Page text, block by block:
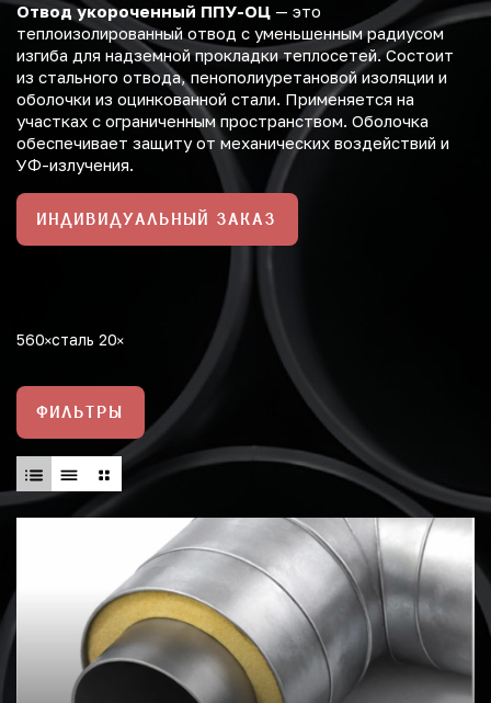
Отвод укороченный ППУ-ОЦ — это
теплоизолированный отвод с уменьшенным радиусом
изгиба для надземной прокладки теплосетей. Состоит
из стального отвода, пенополиуретановой изоляции и
оболочки из оцинкованной стали. Применяется на
участках с ограниченным пространством. Оболочка
обеспечивает защиту от механических воздействий и
УФ-излучения.
ИНДИВИДУАЛЬНЫЙ ЗАКАЗ
560 сталь 20
ФИЛЬТРЫ